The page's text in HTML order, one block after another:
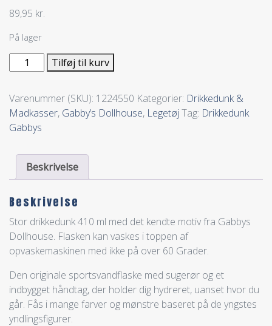
89,95 kr.
På lager
Tilføj til kurv
Varenummer (SKU): 1224550 Kategorier: Drikkedunk &
Madkasser, Gabby’s Dollhouse, LegetøjTag: Drikkedunk
Gabbys
Beskrivelse
Beskrivelse
Stor drikkedunk 410 ml med det kendte motiv fra Gabbys
Dollhouse. Flasken kan vaskes i toppen af
opvaskemaskinen med ikke på over 60 Grader.
Den originale sportsvandflaske med sugerør og et
indbygget håndtag, der holder dig hydreret, uanset hvor du
går. Fås i mange farver og mønstre baseret på de yngstes
yndlingsfigurer.